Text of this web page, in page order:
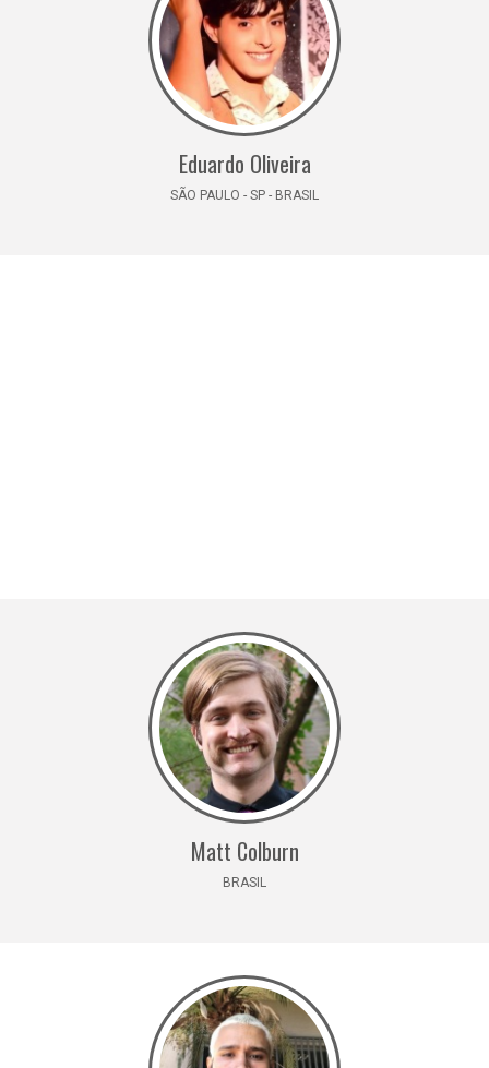
Eduardo Oliveira
SÃO PAULO - SP - BRASIL
Matt Colburn
BRASIL